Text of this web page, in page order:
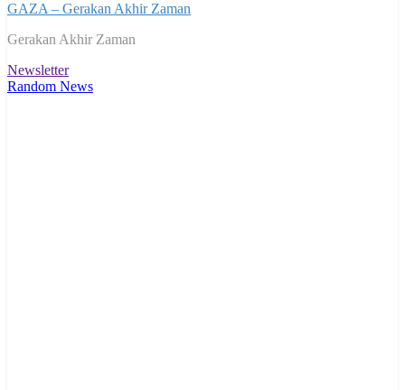
GAZA – Gerakan Akhir Zaman
Gerakan Akhir Zaman
Newsletter
Random News